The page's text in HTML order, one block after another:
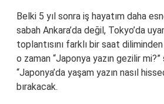
Belki 5 yıl sonra iş hayatım daha
sabah Ankara’da değil, Tokyo’da
toplantısını farklı bir saat
o zaman “Japonya yazın gezilir
“Japonya’da yaşam yazın nasıl
bırakacak.